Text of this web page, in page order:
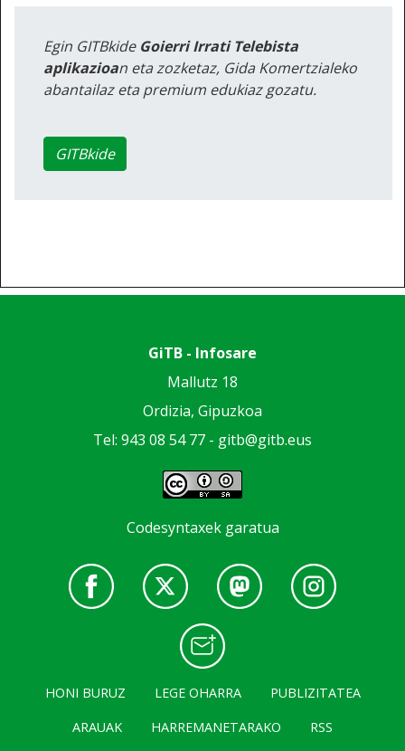
Egin GITBkide Goierri Irrati Telebista
aplikazioan eta zozketaz, Gida Komertzialeko
abantailaz eta premium edukiaz gozatu.
GITBkide
GiTB - Infosare
Mallutz 18
Ordizia, Gipuzkoa
Tel: 943 08 54 77 - gitb@gitb.eus
Codesyntaxek garatua
HONI BURUZ LEGE OHARRA
PUBLIZITATEA
ARAUAK
HARREMANETARAKO RSS